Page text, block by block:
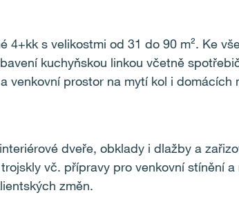
4+kk s velikostmi od 31 do 90 m². Ke
kuchyňskou linkou včetně
venkovní prostor na mytí kol i domácích
dveře, obklady i dlažby a
vč. přípravy pro venkovní stínění
změn.